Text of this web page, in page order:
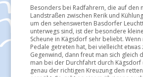
Besonders bei Radfahrern, die auf den
Landstraßen zwischen Rerik und
um den sehenswerten Basdorfer
unterwegs sind, ist der besondere
Scheune in Kägsdorf sehr beliebt.
Pedale getreten hat, bei vielleicht etwas
Gegenwind, dann freut man sich gleich
man bei der Durchfahrt durch Kägsdorf
genau der richtigen Kreuzung den